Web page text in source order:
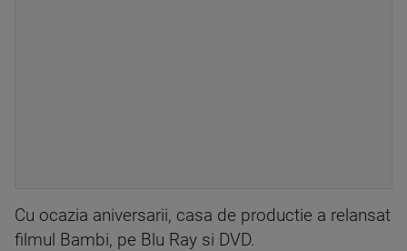
Cu ocazia aniversarii, casa de productie a relansat
filmul Bambi, pe Blu Ray si DVD.